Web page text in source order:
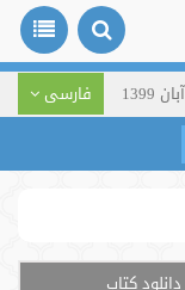
فارسی
دانلود کتاب